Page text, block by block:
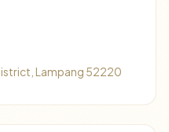
Lampang 52220